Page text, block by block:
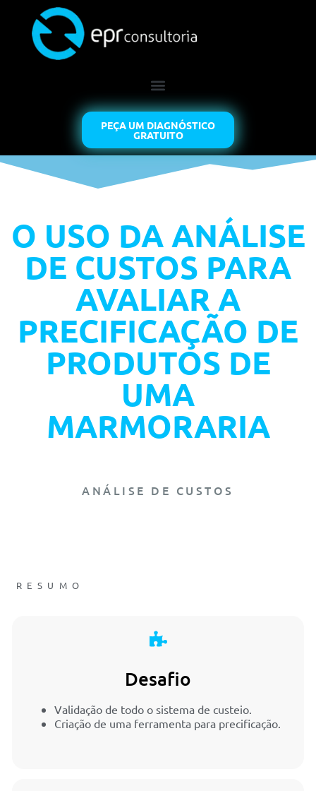
PEÇA UM DIAGNÓSTICO
GRATUITO
O USO DA ANÁLISE
DE CUSTOS PARA
AVALIAR A
PRECIFICAÇÃO DE
PRODUTOS DE
UMA
MARMORARIA
ANÁLISE DE CUSTOS
RESUMO
Desafio
Validação de todo o sistema de custeio.
Criação de uma ferramenta para precificação.